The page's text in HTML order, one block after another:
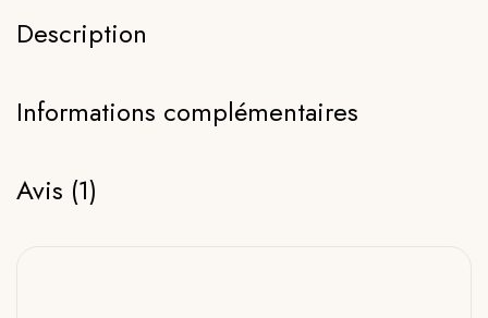
Description
Informations complémentaires
Avis (1)